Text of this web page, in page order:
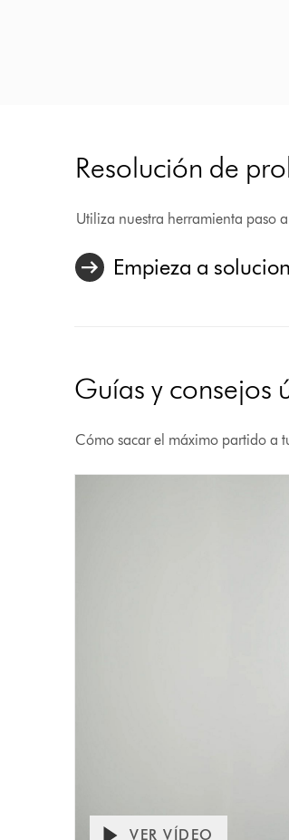
Resolución de
Utiliza nuestra herramienta paso
Empieza a
Guías y consejos
Cómo sacar el máximo partido a
VER VÍDEO